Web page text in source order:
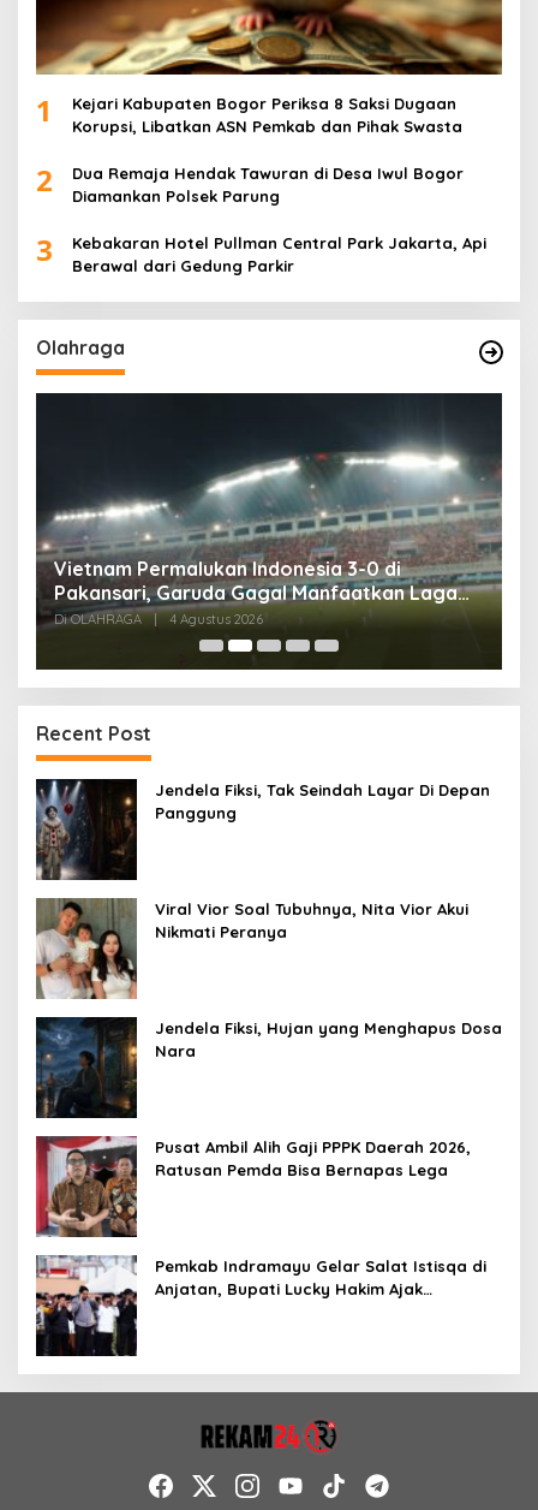
1
Kejari Kabupaten Bogor Periksa 8 Saksi Dugaan
Korupsi, Libatkan ASN Pemkab dan Pihak Swasta
2
Dua Remaja Hendak Tawuran di Desa Iwul Bogor
Diamankan Polsek Parung
3
Kebakaran Hotel Pullman Central Park Jakarta, Api
Berawal dari Gedung Parkir
Olahraga
Vietnam Permalukan Indonesia 3-0 di
Pakansari, Garuda Gagal Manfaatkan Laga
Kandang
Di OLAHRAGA | 4 Agustus 2026
Recent Post
Jendela Fiksi, Tak Seindah Layar Di Depan
Panggung
Viral Vior Soal Tubuhnya, Nita Vior Akui
Nikmati Peranya
Jendela Fiksi, Hujan yang Menghapus Dosa
Nara
Pusat Ambil Alih Gaji PPPK Daerah 2026,
Ratusan Pemda Bisa Bernapas Lega
Pemkab Indramayu Gelar Salat Istisqa di
Anjatan, Bupati Lucky Hakim Ajak